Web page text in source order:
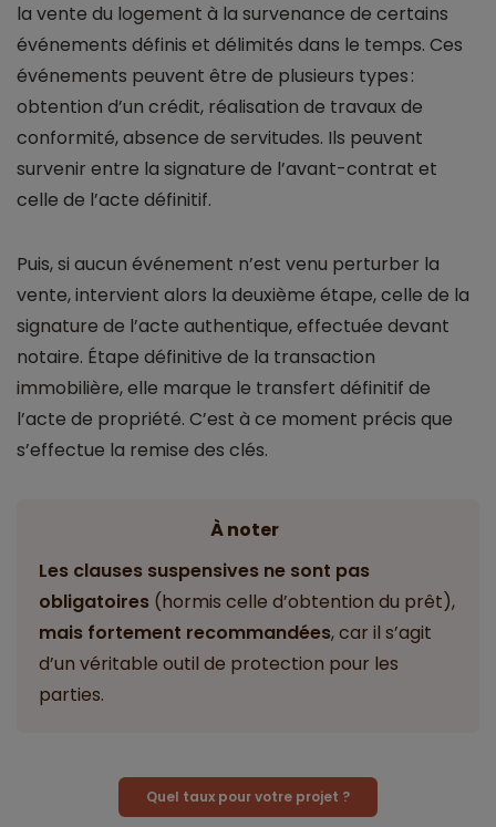
la vente du logement à la survenance de certains
événements définis et délimités dans le temps. Ces
événements peuvent être de plusieurs types :
obtention d’un crédit, réalisation de travaux de
conformité, absence de servitudes. Ils peuvent
survenir entre la signature de l’avant-contrat et
celle de l’acte définitif.
Puis, si aucun événement n’est venu perturber la
vente, intervient alors la deuxième étape, celle de la
signature de l’acte authentique, effectuée devant
notaire. Étape définitive de la transaction
immobilière, elle marque le transfert définitif de
l’acte de propriété. C’est à ce moment précis que
s’effectue la remise des clés.
À noter
Les clauses suspensives ne sont pas
obligatoires (hormis celle d’obtention du prêt),
mais fortement recommandées, car il s’agit
d’un véritable outil de protection pour les
parties.
Quel taux pour votre projet ?